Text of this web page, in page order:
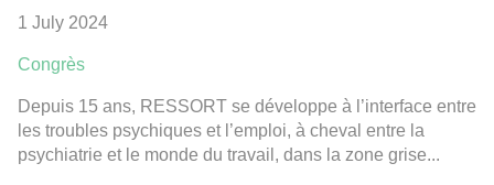
1 July 2024
Congrès
Depuis 15 ans, RESSORT se développe à l’interface entre
les troubles psychiques et l’emploi, à cheval entre la
psychiatrie et le monde du travail, dans la zone grise...